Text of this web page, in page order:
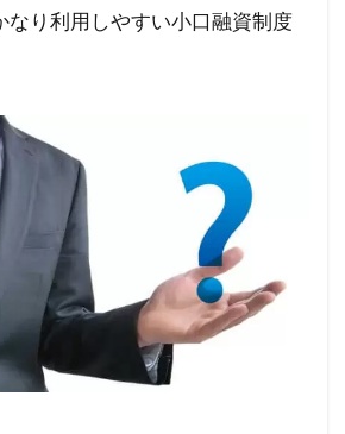
なり利用しやすい小口融資制度